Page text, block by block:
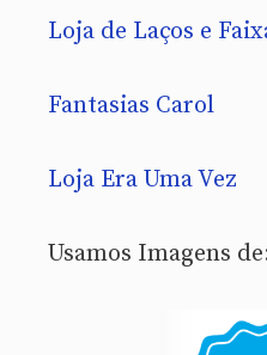
Loja de Laços e
Fantasias Carol
Loja Era Uma Vez
Usamos Imagens